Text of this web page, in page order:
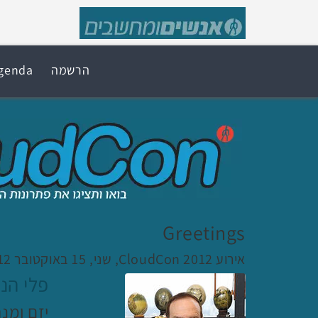
הרשמה
Greetings
אירוע CloudCon 2012, שני, 15 באוקטובר 2012, 08:00
פלי
יזם